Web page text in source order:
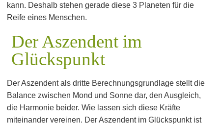
kann. Deshalb stehen gerade diese 3 Planeten für die
Reife eines Menschen.
Der Aszendent im
Glückspunkt
Der Aszendent als dritte Berechnungsgrundlage stellt die
Balance zwischen Mond und Sonne dar, den Ausgleich,
die Harmonie beider. Wie lassen sich diese Kräfte
miteinander vereinen. Der Aszendent im Glückspunkt ist